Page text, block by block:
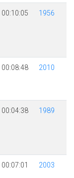
00:10:05 1956
00:08:48 2010
00:04:38 1989
00:07:01 2003